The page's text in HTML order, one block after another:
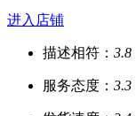
进入店铺
描述相符： 3.8
服务态度： 3.3